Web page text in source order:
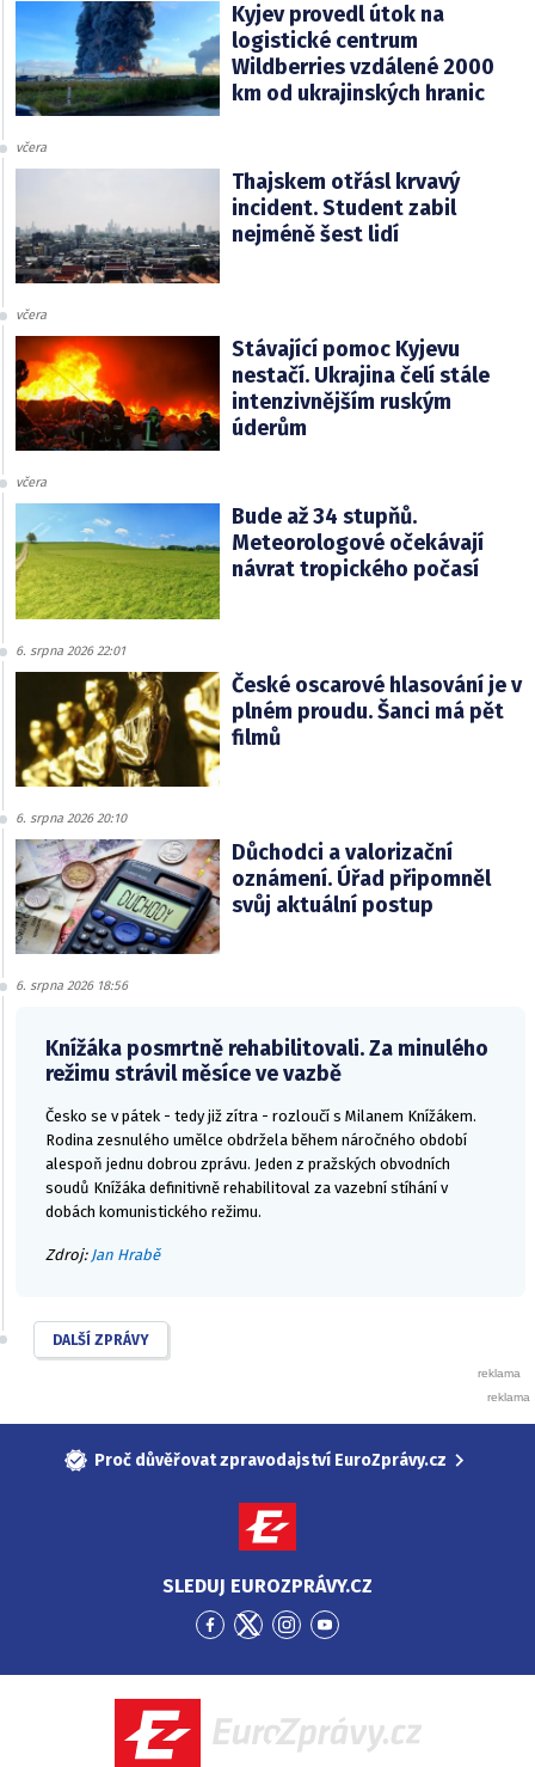
Kyjev provedl útok na
logistické centrum
Wildberries vzdálené 2000
km od ukrajinských hranic
včera
Thajskem otřásl krvavý
incident. Student zabil
nejméně šest lidí
včera
Stávající pomoc Kyjevu
nestačí. Ukrajina čelí stále
intenzivnějším ruským
úderům
včera
Bude až 34 stupňů.
Meteorologové očekávají
návrat tropického počasí
6. srpna 2026 22:01
České oscarové hlasování je v
plném proudu. Šanci má pět
filmů
6. srpna 2026 20:10
Důchodci a valorizační
oznámení. Úřad připomněl
svůj aktuální postup
6. srpna 2026 18:56
Knížáka posmrtně rehabilitovali. Za minulého
režimu strávil měsíce ve vazbě
Česko se v pátek - tedy již zítra - rozloučí s Milanem Knížákem.
Rodina zesnulého umělce obdržela během náročného období
alespoň jednu dobrou zprávu. Jeden z pražských obvodních
soudů Knížáka definitivně rehabilitoval za vazební stíhání v
dobách komunistického režimu.
Zdroj: Jan Hrabě
DALŠÍ ZPRÁVY
Proč důvěřovat zpravodajství EuroZprávy.cz
SLEDUJ EUROZPRÁVY.CZ
Přejít
Facebook
Přejít
Twitter
Přejít
Instagram
Přejít
YouTube
EuroZprávy.cz